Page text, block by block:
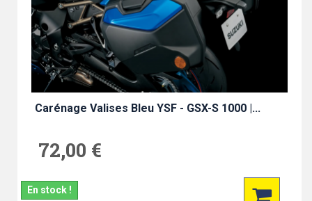
Carénage Valises Bleu YSF - GSX-S 1000 |...
72,00 €
En stock !